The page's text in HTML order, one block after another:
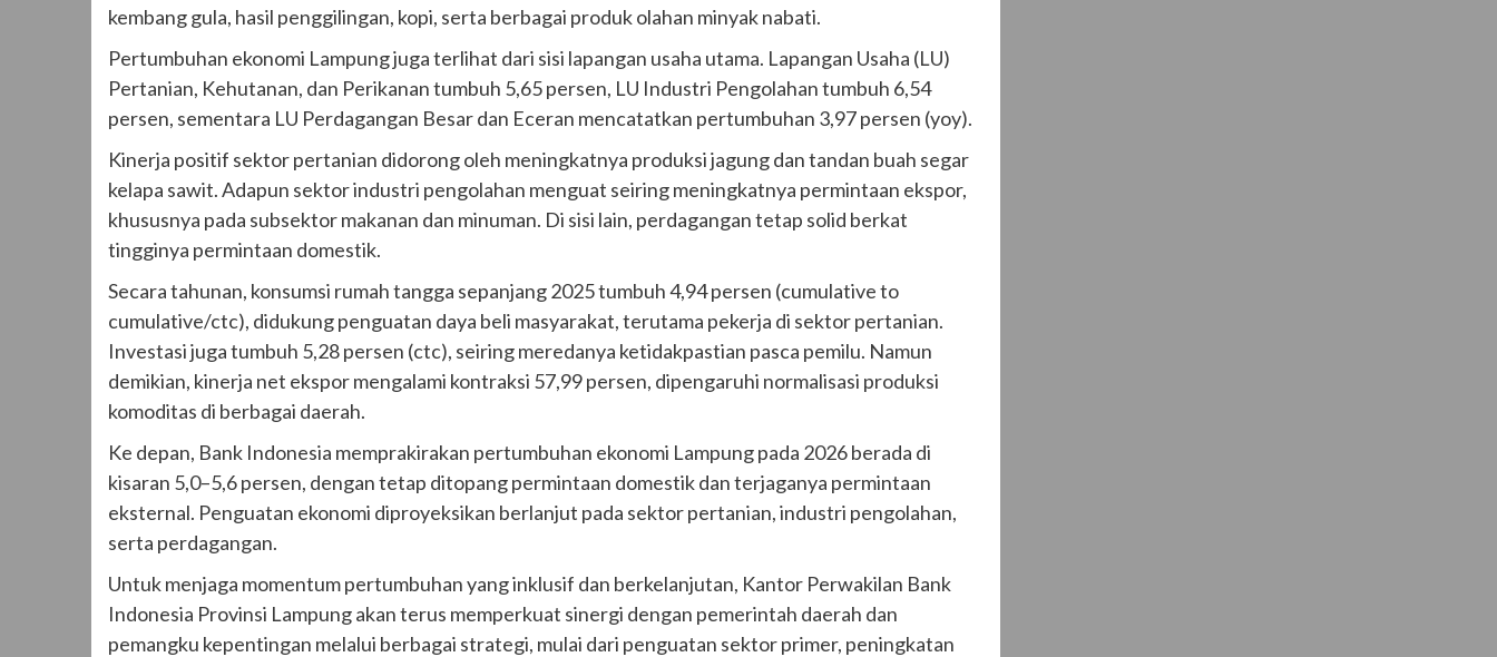
kembang gula, hasil penggilingan, kopi, serta berbagai produk olahan minyak nabati.
Pertumbuhan ekonomi Lampung juga terlihat dari sisi lapangan usaha utama. Lapangan Usaha (LU)
Pertanian, Kehutanan, dan Perikanan tumbuh 5,65 persen, LU Industri Pengolahan tumbuh 6,54
persen, sementara LU Perdagangan Besar dan Eceran mencatatkan pertumbuhan 3,97 persen (yoy).
Kinerja positif sektor pertanian didorong oleh meningkatnya produksi jagung dan tandan buah segar
kelapa sawit. Adapun sektor industri pengolahan menguat seiring meningkatnya permintaan ekspor,
khususnya pada subsektor makanan dan minuman. Di sisi lain, perdagangan tetap solid berkat
tingginya permintaan domestik.
Secara tahunan, konsumsi rumah tangga sepanjang 2025 tumbuh 4,94 persen (cumulative to
cumulative/ctc), didukung penguatan daya beli masyarakat, terutama pekerja di sektor pertanian.
Investasi juga tumbuh 5,28 persen (ctc), seiring meredanya ketidakpastian pasca pemilu. Namun
demikian, kinerja net ekspor mengalami kontraksi 57,99 persen, dipengaruhi normalisasi produksi
komoditas di berbagai daerah.
Ke depan, Bank Indonesia memprakirakan pertumbuhan ekonomi Lampung pada 2026 berada di
kisaran 5,0–5,6 persen, dengan tetap ditopang permintaan domestik dan terjaganya permintaan
eksternal. Penguatan ekonomi diproyeksikan berlanjut pada sektor pertanian, industri pengolahan,
serta perdagangan.
Untuk menjaga momentum pertumbuhan yang inklusif dan berkelanjutan, Kantor Perwakilan Bank
Indonesia Provinsi Lampung akan terus memperkuat sinergi dengan pemerintah daerah dan
pemangku kepentingan melalui berbagai strategi, mulai dari penguatan sektor primer, peningkatan